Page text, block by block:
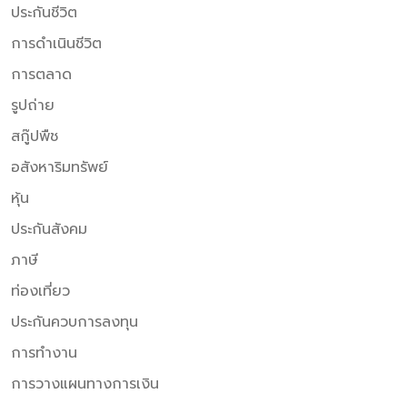
ประกันชีวิต
การดำเนินชีวิต
การตลาด
รูปถ่าย
สกู๊ปพืช
อสังหาริมทรัพย์
หุ้น
ประกันสังคม
ภาษี
ท่องเที่ยว
ประกันควบการลงทุน
การทำงาน
การวางแผนทางการเงิน